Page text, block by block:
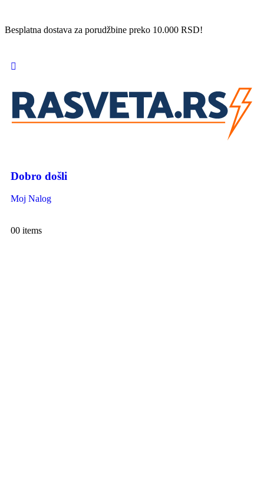
Besplatna dostava za porudžbine preko 10.000 RSD!
Dobro došli
Moj Nalog
00 items